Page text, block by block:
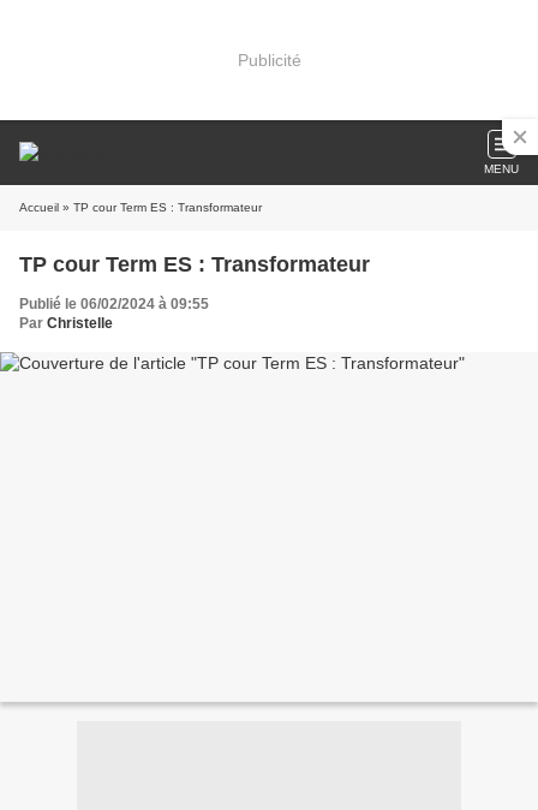
Publicité
MENU
Accueil » TP cour Term ES : Transformateur
TP cour Term ES : Transformateur
Publié le 06/02/2024 à 09:55
Par Christelle